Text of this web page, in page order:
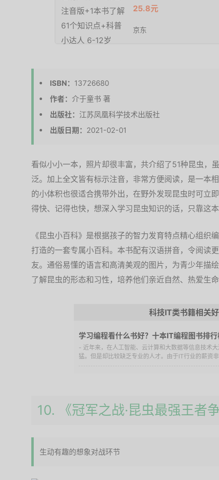
25.8元
京东
ISBN： 13726680
作者： 介于童书 著
出版社： 江苏凤凰科学技术出版社
出版日期： 2021-02-01
看似小小一本，照片却很丰富，共介绍了51种昆虫，
泛。加上全文皆有标示注音，非常方便阅读，是一本
的小体积也很适合携带外出，在野外发现昆虫时可立
得快、记得也快，想深入学习昆虫知识的话，只靠这
《昆虫小百科》是根据孩子的智力发育特点精心组织
打造的一套专属小百科。本书配有汉语拼音，令阅读
友。通俗易懂的语言和高清美观的图片，为青少年描
了解昆虫的形态和习性，培养他们亲近自然、热爱生
科技IT类书籍相关
学习编程看什么书好？十本IT编程图书排
- 近年来，在人工智能、云计算和大数据等信息技术
猛。但是却比较缺乏专业的人才。由于IT行业的薪资
10. 《冠军之战·昆虫最强王者
生动有趣的想象对战环节